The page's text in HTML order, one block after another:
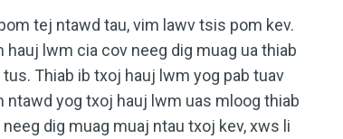
tej ntawd tau, vim lawv tsis pom kev.
lwm cia cov neeg dig muag ua thiab
Thiab ib txoj hauj lwm yog pab tuav
yog txoj hauj lwm uas mloog thiab
dig muag muaj ntau txoj kev, xws li